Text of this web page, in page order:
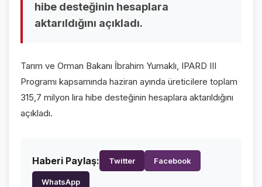
FOTO GALERİ
GALERİLER
FOTO GALERİ
HAKKIMIZDA
KÜNYE
hibe desteğinin hesaplara
aktarıldığını açıkladı.
Tarım ve Orman Bakanı İbrahim Yumaklı, IPARD III
Programı kapsamında haziran ayında üreticilere toplam
315,7 milyon lira hibe desteğinin hesaplara aktarıldığını
açıkladı.
Haberi Paylaş: Twitter Facebook
WhatsApp